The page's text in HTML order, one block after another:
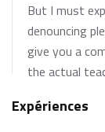
But I must
denouncing
give you a
the actual
Expériences